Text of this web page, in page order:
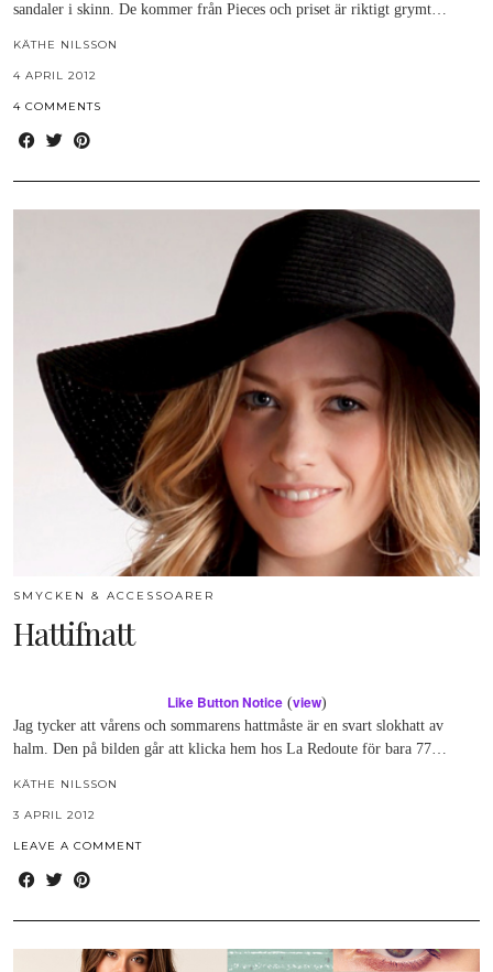
sandaler i skinn. De kommer från Pieces och priset är riktigt grymt…
KÄTHE NILSSON
4 APRIL 2012
4 COMMENTS
SMYCKEN & ACCESSOARER
Hattifnatt
Like Button Notice(view)
Jag tycker att vårens och sommarens hattmåste är en svart slokhatt av
halm. Den på bilden går att klicka hem hos La Redoute för bara 77…
KÄTHE NILSSON
3 APRIL 2012
LEAVE A COMMENT